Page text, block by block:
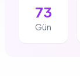
73
Gün